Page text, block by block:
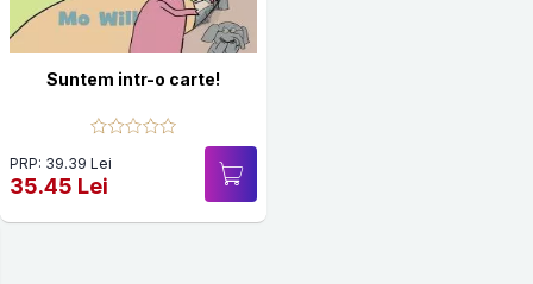
Suntem intr-o carte!
PRP: 39.39 Lei
35.45 Lei